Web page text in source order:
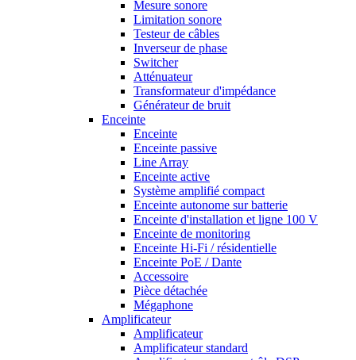
Mesure sonore
Limitation sonore
Testeur de câbles
Inverseur de phase
Switcher
Atténuateur
Transformateur d'impédance
Générateur de bruit
Enceinte
Enceinte
Enceinte passive
Line Array
Enceinte active
Système amplifié compact
Enceinte autonome sur batterie
Enceinte d'installation et ligne 100 V
Enceinte de monitoring
Enceinte Hi-Fi / résidentielle
Enceinte PoE / Dante
Accessoire
Pièce détachée
Mégaphone
Amplificateur
Amplificateur
Amplificateur standard